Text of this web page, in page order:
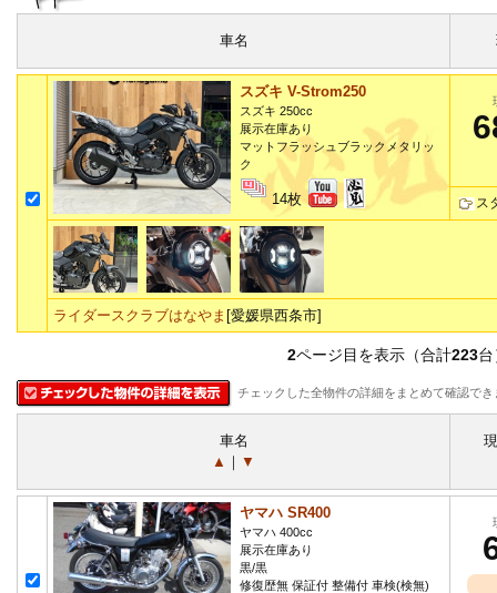
車名
スズキ V-Strom250
スズキ 250cc
展示在庫あり
マットフラッシュブラックメタリッ
ク
14枚 ス
ライダースクラブはなやま [愛媛県西条市]
2ページ目を表示（合計223
チェックした全物件の詳細をまとめて確認でき
車名
▲ ｜ ▼
ヤマハ SR400
ヤマハ 400cc
展示在庫あり
黒/黒
修復歴無 保証付 整備付 車検(検無)